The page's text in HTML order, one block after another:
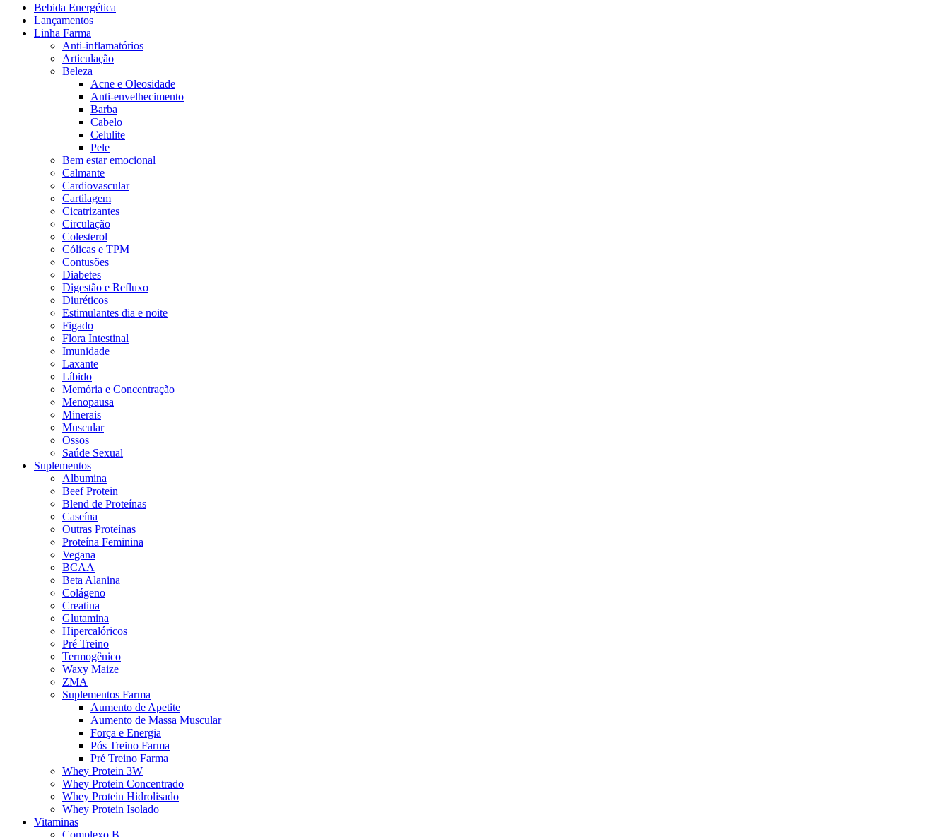
Bebida Energética
Lançamentos
Linha Farma
Anti-inflamatórios
Articulação
Beleza
Acne e Oleosidade
Anti-envelhecimento
Barba
Cabelo
Celulite
Pele
Bem estar emocional
Calmante
Cardiovascular
Cartilagem
Cicatrizantes
Circulação
Colesterol
Cólicas e TPM
Contusões
Diabetes
Digestão e Refluxo
Diuréticos
Estimulantes dia e noite
Figado
Flora Intestinal
Imunidade
Laxante
Líbido
Memória e Concentração
Menopausa
Minerais
Muscular
Ossos
Saúde Sexual
Suplementos
Albumina
Beef Protein
Blend de Proteínas
Caseína
Outras Proteínas
Proteína Feminina
Vegana
BCAA
Beta Alanina
Colágeno
Creatina
Glutamina
Hipercalóricos
Pré Treino
Termogênico
Waxy Maize
ZMA
Suplementos Farma
Aumento de Apetite
Aumento de Massa Muscular
Força e Energia
Pós Treino Farma
Pré Treino Farma
Whey Protein 3W
Whey Protein Concentrado
Whey Protein Hidrolisado
Whey Protein Isolado
Vitaminas
Complexo B